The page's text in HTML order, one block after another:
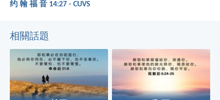
约 翰 福 音 14:27 - CUVS
相關話題